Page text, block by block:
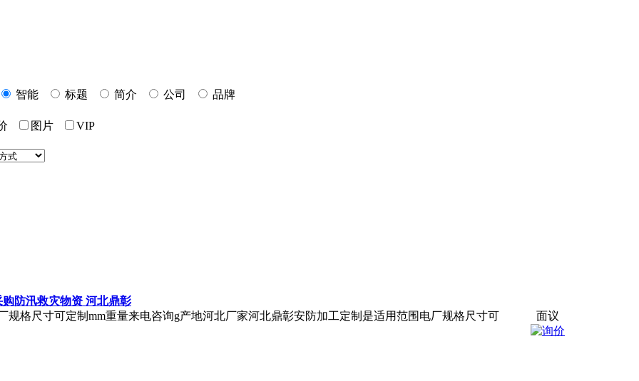
智能
标题 简介 公司
品牌
图片
VIP
防汛救灾物资 河北鼎彰
规格尺寸可定制mm重量来电咨询g产地河北厂家河北鼎彰安防加工定制是适用范围电厂规格尺寸可
面议